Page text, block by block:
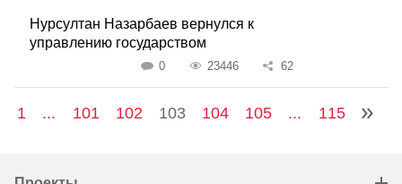
Нурсултан Назарбаев вернулся к
управлению государством
0 23446 62
1 ... 101 102 103 104 105 ... 115